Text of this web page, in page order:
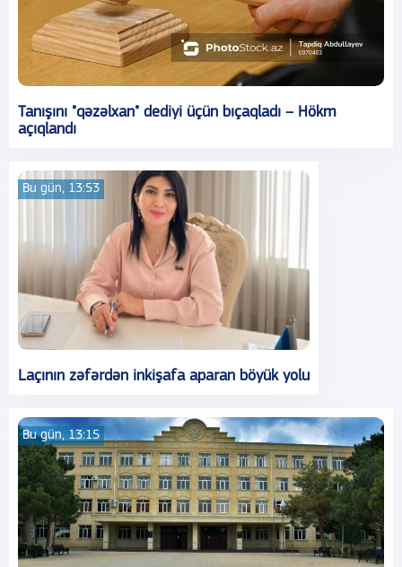
Tanışını "qəzəlxan" dediyi üçün bıçaqladı – Hökm
açıqlandı
Bu gün, 13:53
Laçının zəfərdən inkişafa aparan böyük yolu
Bu gün, 13:15